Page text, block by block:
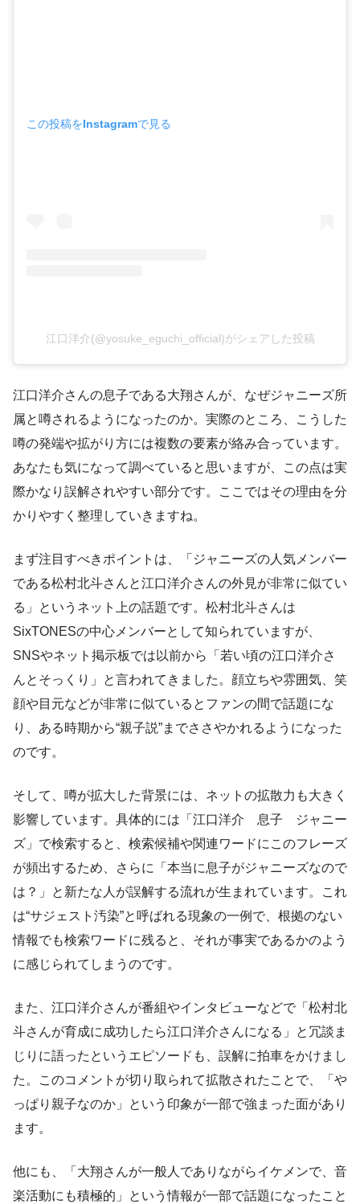
この投稿をInstagramで見る
江口洋介(@yosuke_eguchi_official)がシェアした投稿
江口洋介さんの息子である大翔さんが、なぜジャニーズ所
属と噂されるようになったのか。実際のところ、こうした
噂の発端や拡がり方には複数の要素が絡み合っています。
あなたも気になって調べていると思いますが、この点は実
際かなり誤解されやすい部分です。ここではその理由を分
かりやすく整理していきますね。
まず注目すべきポイントは、「ジャニーズの人気メンバー
である松村北斗さんと江口洋介さんの外見が非常に似てい
る」というネット上の話題です。松村北斗さんは
SixTONESの中心メンバーとして知られていますが、
SNSやネット掲示板では以前から「若い頃の江口洋介さ
んとそっくり」と言われてきました。顔立ちや雰囲気、笑
顔や目元などが非常に似ているとファンの間で話題にな
り、ある時期から“親子説”までささやかれるようになった
のです。
そして、噂が拡大した背景には、ネットの拡散力も大きく
影響しています。具体的には「江口洋介 息子 ジャニー
ズ」で検索すると、検索候補や関連ワードにこのフレーズ
が頻出するため、さらに「本当に息子がジャニーズなので
は？」と新たな人が誤解する流れが生まれています。これ
は“サジェスト汚染”と呼ばれる現象の一例で、根拠のない
情報でも検索ワードに残ると、それが事実であるかのよう
に感じられてしまうのです。
また、江口洋介さんが番組やインタビューなどで「松村北
斗さんが育成に成功したら江口洋介さんになる」と冗談ま
じりに語ったというエピソードも、誤解に拍車をかけまし
た。このコメントが切り取られて拡散されたことで、「や
っぱり親子なのか」という印象が一部で強まった面があり
ます。
他にも、「大翔さんが一般人でありながらイケメンで、音
楽活動にも積極的」という情報が一部で話題になったこと